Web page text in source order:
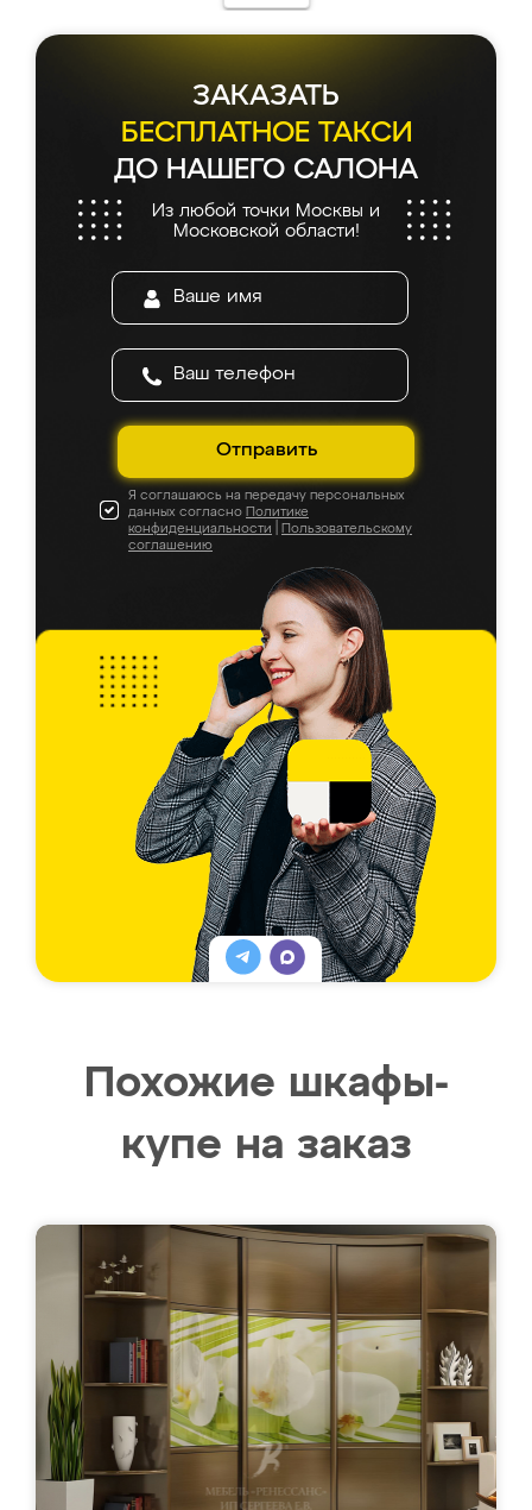
ЗАКАЗАТЬ
БЕСПЛАТНОЕ ТАКСИ
ДО НАШЕГО САЛОНА
Из любой точки Москвы и
Московской области!
Отправить
Я соглашаюсь на передачу персональных
данных согласно Политике
конфиденциальности
Пользовательскому
соглашению
Похожие шкафы-
купе на заказ